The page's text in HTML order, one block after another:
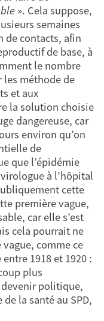
». Cela suppose,
semaines
de contacts, afin
de base, à
le nombre
méthode de
et aux
la solution choisie
dangereuse, car
environ qu’on
de
que l’épidémie
à l’hôpital
cette
première vague,
car elle s’est
cela pourrait ne
comme ce
1918 et 1920 :
plus
devenir politique,
la santé au SPD,